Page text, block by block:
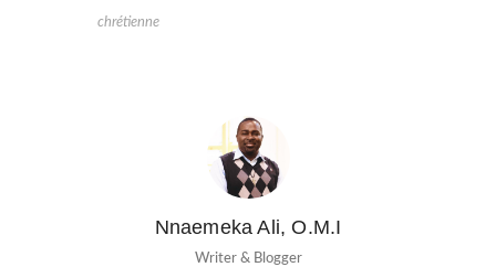
chrétienne
Nnaemeka Ali, O.M.I
Writer & Blogger